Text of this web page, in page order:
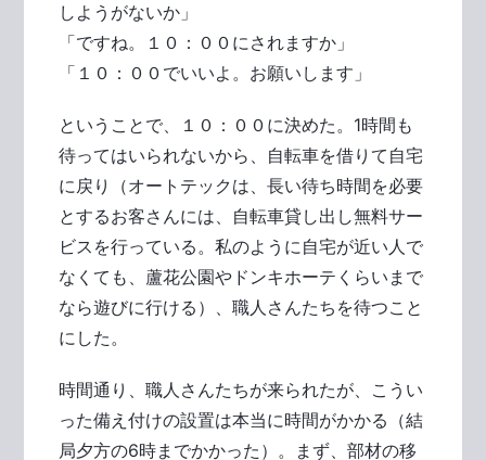
しようがないか」
「ですね。１０：００にされますか」
「１０：００でいいよ。お願いします」
ということで、１０：００に決めた。1時間も
待ってはいられないから、自転車を借りて自宅
に戻り（オートテックは、長い待ち時間を必要
とするお客さんには、自転車貸し出し無料サー
ビスを行っている。私のように自宅が近い人で
なくても、蘆花公園やドンキホーテくらいまで
なら遊びに行ける）、職人さんたちを待つこと
にした。
時間通り、職人さんたちが来られたが、こうい
った備え付けの設置は本当に時間がかかる（結
局夕方の6時までかかった）。まず、部材の移